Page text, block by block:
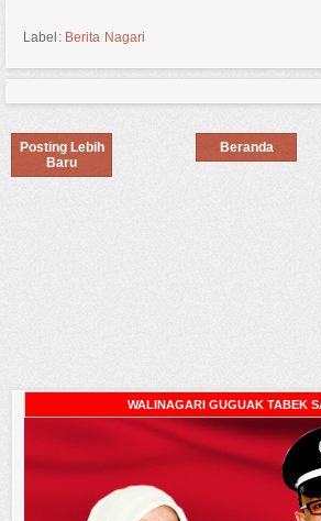
Label: Berita Nagari
Posting Lebih
Baru
Beranda
WALINAGARI GUGUAK TABEK